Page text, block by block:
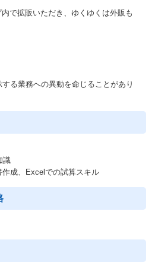
で拡販いただき、ゆくゆくは外販も
る業務への異動を命じることがあり
識
成、Excelでの試算スキル